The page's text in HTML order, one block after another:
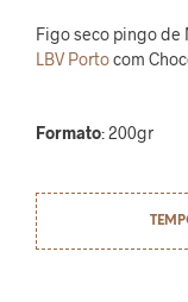
Figo seco pingo de
LBV Portocom
Formato: 200gr